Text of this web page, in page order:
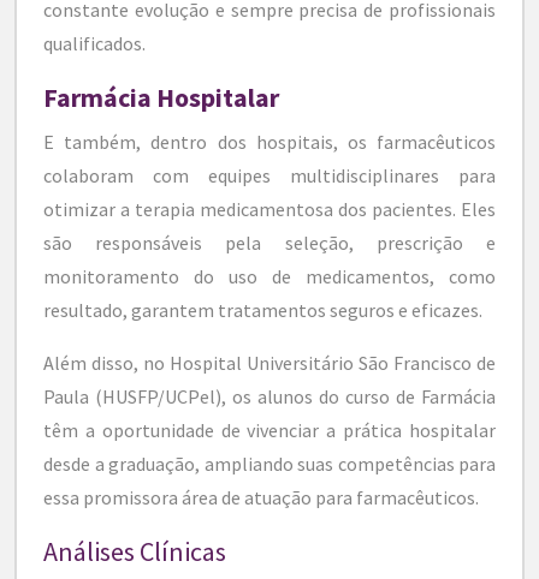
constante evolução e sempre precisa de profissionais
qualificados.
Farmácia Hospitalar
E também, dentro dos hospitais, os farmacêuticos
colaboram com equipes multidisciplinares para
otimizar a terapia medicamentosa dos pacientes. Eles
são responsáveis pela seleção, prescrição e
monitoramento do uso de medicamentos, como
resultado, garantem tratamentos seguros e eficazes.
Além disso, no Hospital Universitário São Francisco de
Paula (HUSFP/UCPel), os alunos do curso de Farmácia
têm a oportunidade de vivenciar a prática hospitalar
desde a graduação, ampliando suas competências para
essa promissora área de atuação para farmacêuticos.
Análises Clínicas